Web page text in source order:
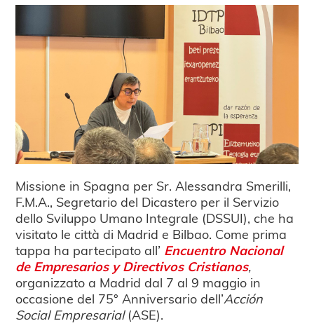
Missione in Spagna per Sr. Alessandra Smerilli,
F.M.A., Segretario del Dicastero per il Servizio
dello Sviluppo Umano Integrale (DSSUI), che ha
visitato le città di Madrid e Bilbao. Come prima
tappa ha partecipato all’ Encuentro Nacional
de Empresarios y Directivos Cristianos,
organizzato a Madrid dal 7 al 9 maggio in
occasione del 75° Anniversario dell’Acción
Social Empresarial (ASE).